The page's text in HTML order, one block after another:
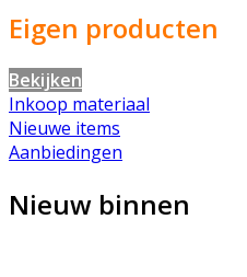
Eigen producten
Bekijken
Inkoop materiaal
Nieuwe items
Aanbiedingen
Nieuw binnen